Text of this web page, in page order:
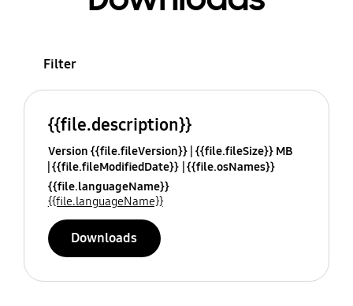
Filter
{{file.description}}
Version {{file.fileVersion}} {{file.fileSize}} MB
{{file.fileModifiedDate}} {{file.osNames}}
{{file.languageName}}
{{file.languageName}}
Downloads